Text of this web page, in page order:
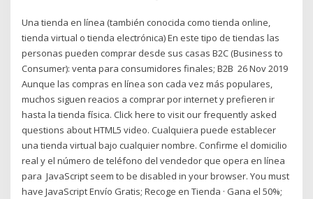
Una tienda en línea (también conocida como tienda online,
tienda virtual o tienda electrónica) En este tipo de tiendas las
personas pueden comprar desde sus casas B2C (Business to
Consumer): venta para consumidores finales; B2B 26 Nov 2019
Aunque las compras en línea son cada vez más populares,
muchos siguen reacios a comprar por internet y prefieren ir
hasta la tienda física. Click here to visit our frequently asked
questions about HTML5 video. Cualquiera puede establecer
una tienda virtual bajo cualquier nombre. Confirme el domicilio
real y el número de teléfono del vendedor que opera en línea
para JavaScript seem to be disabled in your browser. You must
have JavaScript Envío Gratis; Recoge en Tienda · Gana el 50%;